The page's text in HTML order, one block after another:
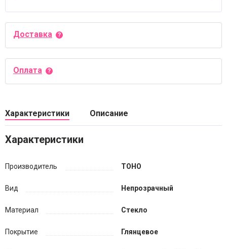
Доставка
Оплата
Характеристики Описание
Характеристики
Производитель TOHO
Вид Непрозрачный
Материал Стекло
Покрытие Глянцевое